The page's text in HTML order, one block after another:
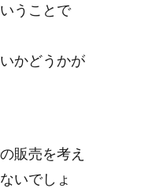
うことで
かどうかが
販売を考え
いでしょ